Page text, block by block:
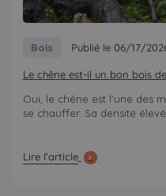
Bois Publié le 06/17/
Le chêne est-il un bon bois
Oui, le chêne est l'une des
se chauffer. Sa densité
Lire l’article